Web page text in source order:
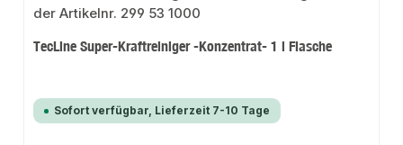
TecLine Super-Kraftreiniger -Konzentrat- 1 l Flasche
Sofort verfügbar, Lieferzeit 7-10 Tage